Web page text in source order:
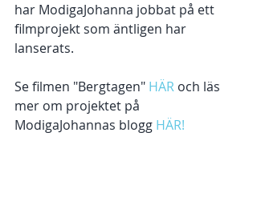
har ModigaJohanna jobbat på ett
filmprojekt som äntligen har
lanserats.
Se filmen "Bergtagen" HÄR och läs
mer om projektet på
ModigaJohannas blogg HÄR!